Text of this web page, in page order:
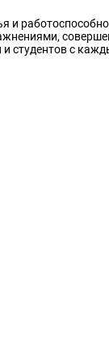
и
студентов с